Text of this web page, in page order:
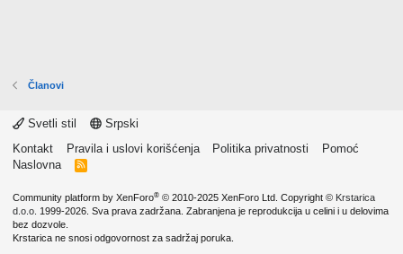
Članovi
Svetli stil
Srpski
Kontakt
Pravila i uslovi korišćenja Politika privatnosti
Pomoć
Naslovna
R
Community platform by XenForo® © 2010-2025 XenForo Ltd. Copyright © Krstarica
d.o.o. 1999-2026. Sva prava zadržana. Zabranjena je reprodukcija u celini i u delovima
bez dozvole.
Krstarica ne snosi odgovornost za sadržaj poruka.